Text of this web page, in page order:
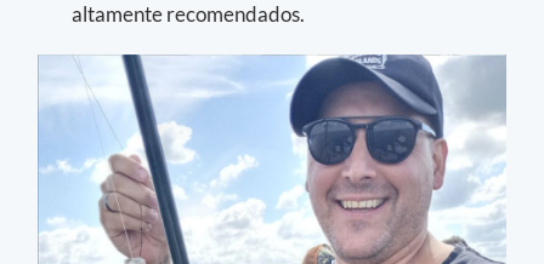
altamente recomendados.